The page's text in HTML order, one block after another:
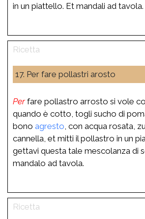
in un piattello. Et mandali ad tavola.
17. Per fare pollastri arosto
Perfare pollastro arrosto si vole
quando è cotto, togli sucho di
bono agresto , con acqua rosata,
cannella, et mitti il pollastro in un
gettavi questa tale mescolanza di
mandalo ad tavola.